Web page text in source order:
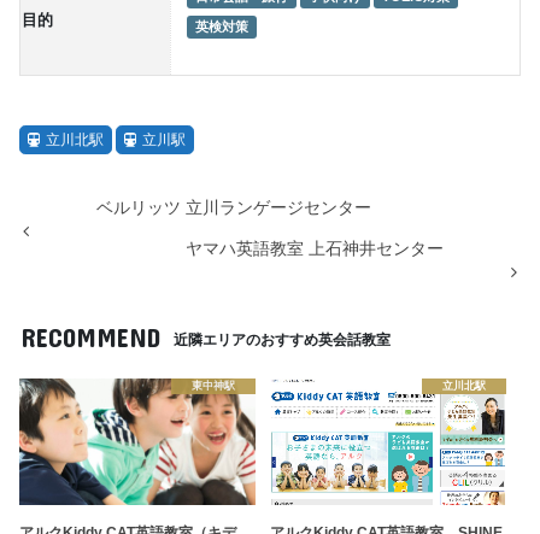
目的 英検対策
立川北駅 立川駅
ベルリッツ 立川ランゲージセンター
ヤマハ英語教室 上石神井センター
RECOMMEND 近隣エリアのおすすめ英会話教室
東中神駅 立川北駅